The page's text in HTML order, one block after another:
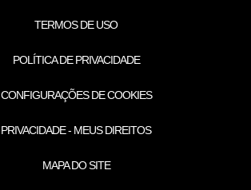
TERMOS DE USO
POLÍTICA DE PRIVACIDADE
CONFIGURAÇÕES DE COOKIES
PRIVACIDADE - MEUS DIREITOS
MAPA DO SITE